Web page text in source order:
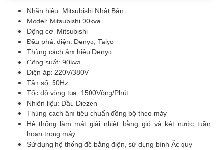
Nhãn hiệu: Mitsubishi Nhật Bản
Model: Mitsubishi 90kva
Động cơ: Mitsubishi
Đầu phát điện: Denyo, Taiyo
Thùng cách âm hiệu Denyo
Công suất: 90kva
Điện áp: 220V/380V
Tần số: 50Hz
Tốc độ vòng tua: 1500Vòng/Phút
Nhiên liệu: Dầu Diezen
Thùng cách âm tiêu chuẩn đồng bộ theo máy
Hệ thống làm mát giải nhiệt bằng gió và két nước tuần
hoàn trong máy
Sử dụng hệ thống đề bằng điện, sử dụng bình Ắc quy